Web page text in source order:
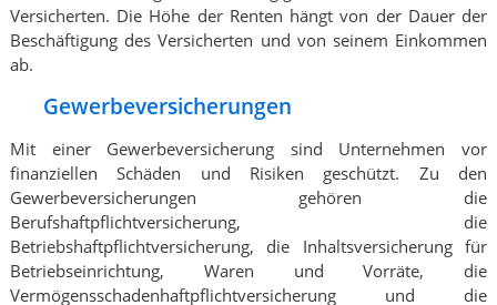
Versicherten. Die Höhe der Renten hängt von der Dauer der
Beschäftigung des Versicherten und von seinem Einkommen
ab.
Gewerbeversicherungen
Mit einer Gewerbeversicherung sind Unternehmen vor
finanziellen Schäden und Risiken geschützt. Zu den
Gewerbeversicherungen gehören die
Berufshaftpflichtversicherung, die
Betriebshaftpflichtversicherung, die Inhaltsversicherung für
Betriebseinrichtung, Waren und Vorräte, die
Vermögensschadenhaftpflichtversicherung und die